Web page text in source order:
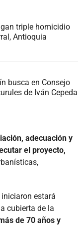
triple homicidio
Antioquia
busca en Consejo
de Iván Cepeda
adecuación y
el proyecto,
estará
cubierta de la
de 70 años y